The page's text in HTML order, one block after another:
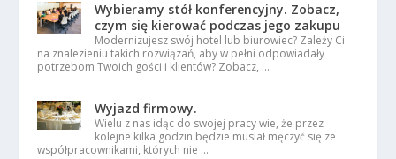
Wybieramy stół konferencyjny. Zobacz,
czym się kierować podczas jego zakupu
Modernizujesz swój hotel lub biurowiec? Zależy Ci
na znalezieniu takich rozwiązań, aby w pełni odpowiadały
potrzebom Twoich gości i klientów? Zobacz, …
Wyjazd firmowy.
Wielu z nas idąc do swojej pracy wie, że przez
kolejne kilka godzin będzie musiał męczyć się ze
współpracownikami, których nie …